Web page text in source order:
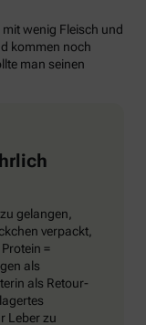
wenig Fleisch und
kommen noch
man seinen
gelangen,
verpackt,
=
als
als Retour-
Leber zu